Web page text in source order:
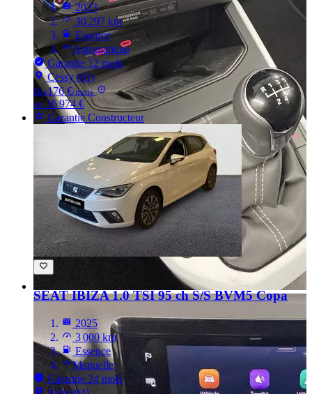
2023
30 297 km
Essence
Automatique
Garantie 12 mois
Cessy (01)
Dès176 €/mois
ou 16 974 €
Garantie Constructeur
SEAT IBIZA1.0 TSI 95 ch S/S BVM5 Copa
2025
3 000 km
Essence
Manuelle
Garantie 24 mois